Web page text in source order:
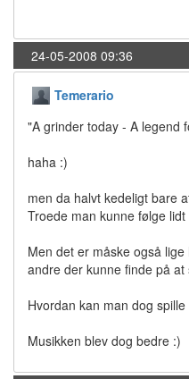
24-05-2008 09:36
Temerario
"A grinder today - A legend
haha :)
men da halvt kedeligt bare
Troede man kunne følge
Men det er måske også
andre der kunne finde på
Hvordan kan man dog
Musikken blev dog bedre :)